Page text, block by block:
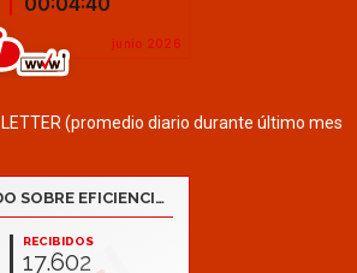
(promedio diario durante último mes